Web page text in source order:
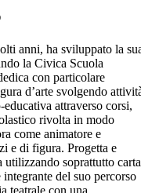
anni, ha sviluppato la
la Civica Scuola
con particolare
d’arte svolgendo
attraverso corsi,
rivolta in modo
come animatore e
e di figura. Progetta e
soprattutto carta
del suo percorso
teatrale con una